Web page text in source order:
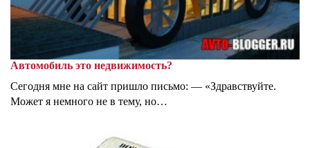
Автомобиль это недвижимость?
Сегодня мне на сайт пришло письмо: — «Здравствуйте.
Может я немного не в тему, но…